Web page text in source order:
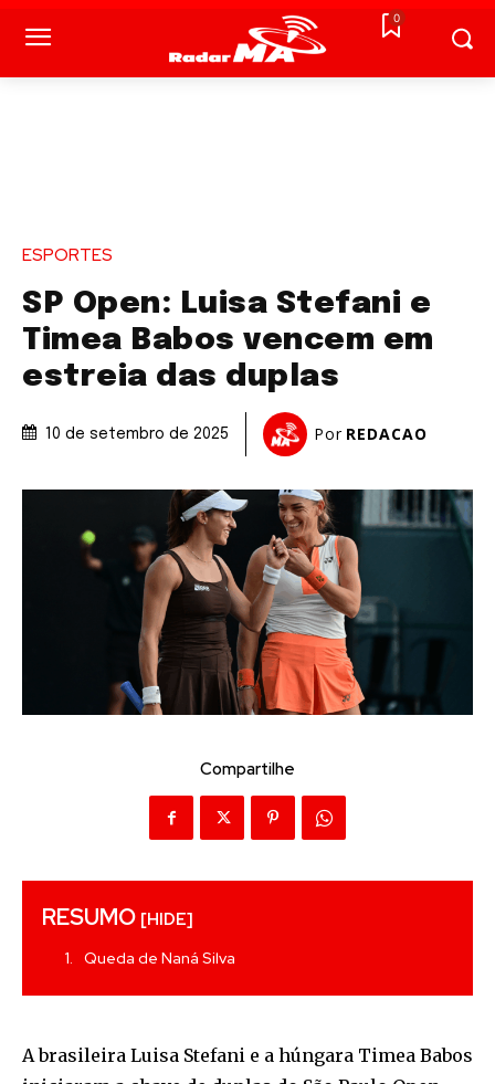
0
ESPORTES
SP Open: Luisa Stefani e
Timea Babos vencem em
estreia das duplas
10 de setembro de 2025 Por REDACAO
Compartilhe
RESUMO [HIDE]
Queda de Naná Silva
A brasileira Luisa Stefani e a húngara Timea Babos